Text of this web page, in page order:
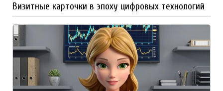
Визитные карточки в эпоху цифровых технологий